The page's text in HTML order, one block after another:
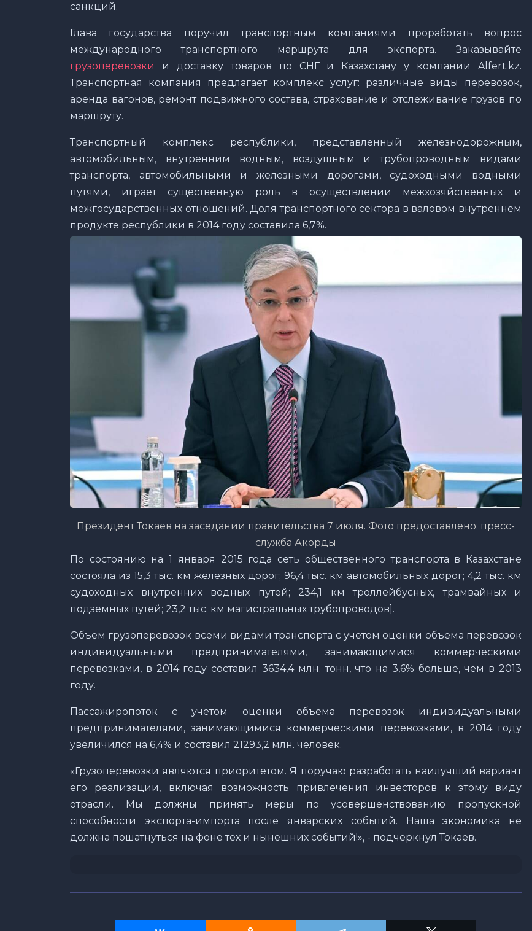
санкций.
Глава государства поручил транспортным компаниями проработать вопрос
международного транспортного маршрута для экспорта. Заказывайте
грузоперевозки
и доставку товаров по СНГ и Казахстану у компании Alfert.kz.
Транспортная компания предлагает комплекс услуг: различные виды перевозок,
аренда вагонов, ремонт подвижного состава, страхование и отслеживание грузов по
маршруту.
Транспортный комплекс республики, представленный железнодорожным,
автомобильным, внутренним водным, воздушным и трубопроводным видами
транспорта, автомобильными и железными дорогами, судоходными водными
путями, играет существенную роль в осуществлении межхозяйственных и
межгосударственных отношений. Доля транспортного сектора в валовом внутреннем
продукте республики в 2014 году составила 6,7%.
Президент Токаев на заседании правительства 7 июля. Фото предоставлено: пресс-
служба Акорды
По состоянию на 1 января 2015 года сеть общественного транспорта в Казахстане
состояла из 15,3 тыс. км железных дорог; 96,4 тыс. км автомобильных дорог; 4,2 тыс. км
судоходных внутренних водных путей; 234,1 км троллейбусных, трамвайных и
подземных путей; 23,2 тыс. км магистральных трубопроводов].
Объем грузоперевозок всеми видами транспорта с учетом оценки объема перевозок
индивидуальными предпринимателями, занимающимися коммерческими
перевозками, в 2014 году составил 3634,4 млн. тонн, что на 3,6% больше, чем в 2013
году.
Пассажиропоток с учетом оценки объема перевозок индивидуальными
предпринимателями, занимающимися коммерческими перевозками, в 2014 году
увеличился на 6,4% и составил 21293,2 млн. человек.
«Грузоперевозки являются приоритетом. Я поручаю разработать наилучший вариант
его реализации, включая возможность привлечения инвесторов к этому виду
отрасли. Мы должны принять меры по усовершенствованию пропускной
способности экспорта-импорта после январских событий. Наша экономика не
должна пошатнуться на фоне тех и нынешних событий!», - подчеркнул Токаев.